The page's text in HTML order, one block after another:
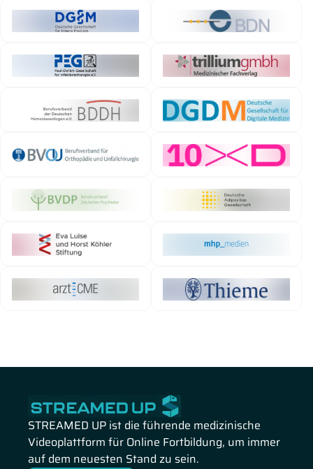
STREAMED UP ist die führende medizinische
Videoplattform für Online Fortbildung, um immer
auf dem neuesten Stand zu sein.